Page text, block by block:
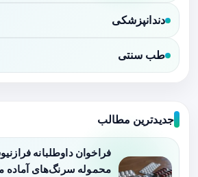
دندانپزشکی
طب سنتی
جدیدترین مطالب
فراخوان داوطلبانه
محموله سرنگ‌های آماده